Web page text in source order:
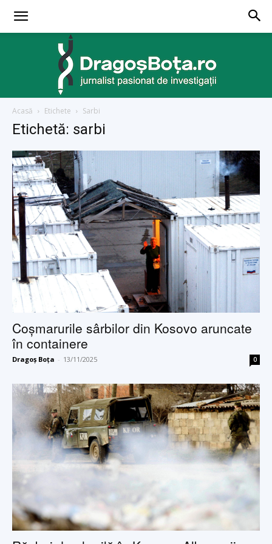
Acasă Etichete Sarbi
Etichetă: sarbi
Coşmarurile sârbilor din Kosovo aruncate
în containere
Dragoș Boța - 13/11/2025 0